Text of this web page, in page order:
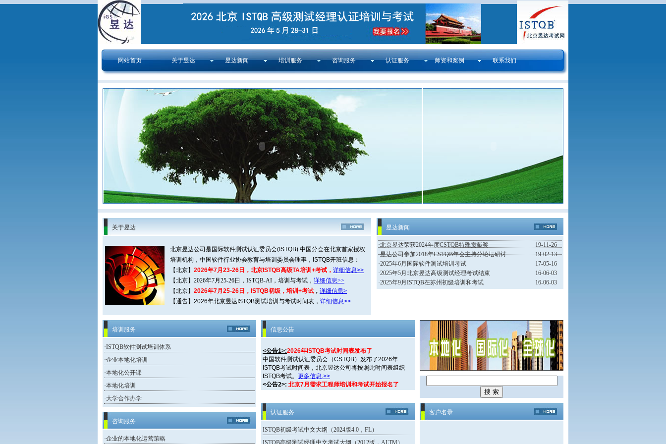
网站首页 关于昱达 昱达新闻 培训服务 咨询服务 认证服务 师资和案例 联系我们
关于昱达
北京昱达公司是国际软件测试认证委员会(ISTQB) 中国分会在北京首家授权
培训机构，中国软件行业协会教育与培训委员会理事，ISTQB开班信息：
【北京】 2026年7月23-26日，北京ISTQB高级TA培训+考试， 详细信息>>
【北京】 2026年7月25-26日，ISTQB-AI，培训与考试， 详细信息>>
【北京】 2026年7月25-26日，ISTQB初级，培训+考试 ， 详细信息>
【通告】2026年北京昱达ISTQB测试培训与考试时间表， 详细信息>>
昱达新闻
·北京昱达荣获2024年度CSTQB特殊贡献奖
19-11-26
·昱达公司参加2018年CSTQB年会主持分论坛研讨
19-02-13
·2025年6月国际软件测试培训考试
17-05-16
·2025年5月北京昱达高级测试经理考试结束
16-06-03
·2025年9月ISTQB在苏州初级培训和考试 16-06-03
培训服务
·ISTQB软件测试培训体系
·企业本地化培训
·本地化公开课
·本地化培训
·大学合作办学
咨询服务
·企业的本地化运营策略
信息公告
<公告1>:2026年ISTQB考试时间表发布了
中国软件测试认证委员会（CSTQB）发布了2026年
ISTQB考试时间表，北京昱达公司将按照此时间表组织
ISTQB考试。 更多信息.>>
<公告2>: 北京7月需求工程师培训和考试开始报名了
师培训和考试。
认证服务
ISTQB初级考试中文大纲（2024版4.0，FL）
ISTQB高级测试经理中文考试大纲（2012版，ALTM）
客户名录